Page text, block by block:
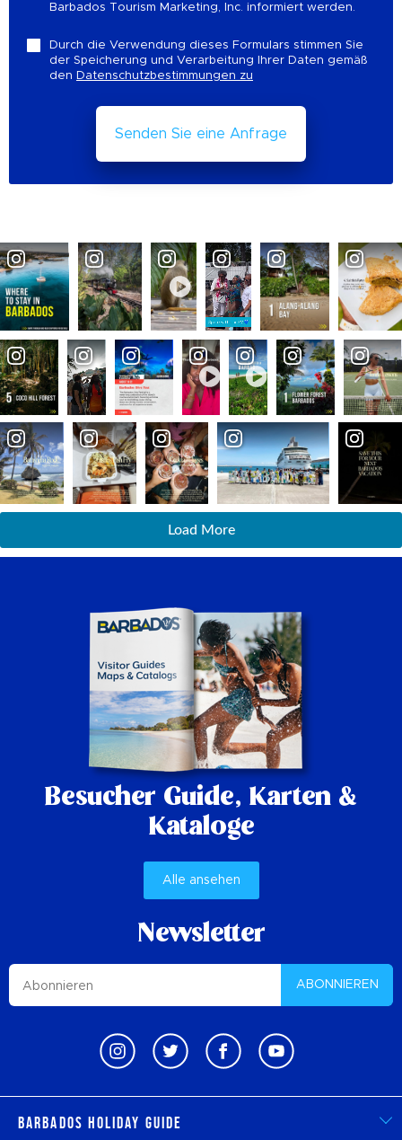
Barbados Tourism Marketing, Inc. informiert werden.
Durch die Verwendung dieses Formulars stimmen Sie
der Speicherung und Verarbeitung Ihrer Daten gemäß
den Datenschutzbestimmungen zu
Load More
Besucher Guide, Karten &
Kataloge
Alle ansehen
Newsletter
ABONNIEREN
Barbados Holiday Guide